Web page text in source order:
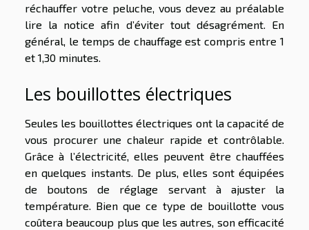
réchauffer votre peluche, vous devez au préalable
lire la notice afin d’éviter tout désagrément. En
général, le temps de chauffage est compris entre 1
et 1,30 minutes.
Les bouillottes électriques
Seules les bouillottes électriques ont la capacité de
vous procurer une chaleur rapide et contrôlable.
Grâce à l’électricité, elles peuvent être chauffées
en quelques instants. De plus, elles sont équipées
de boutons de réglage servant à ajuster la
température. Bien que ce type de bouillotte vous
coûtera beaucoup plus que les autres, son efficacité